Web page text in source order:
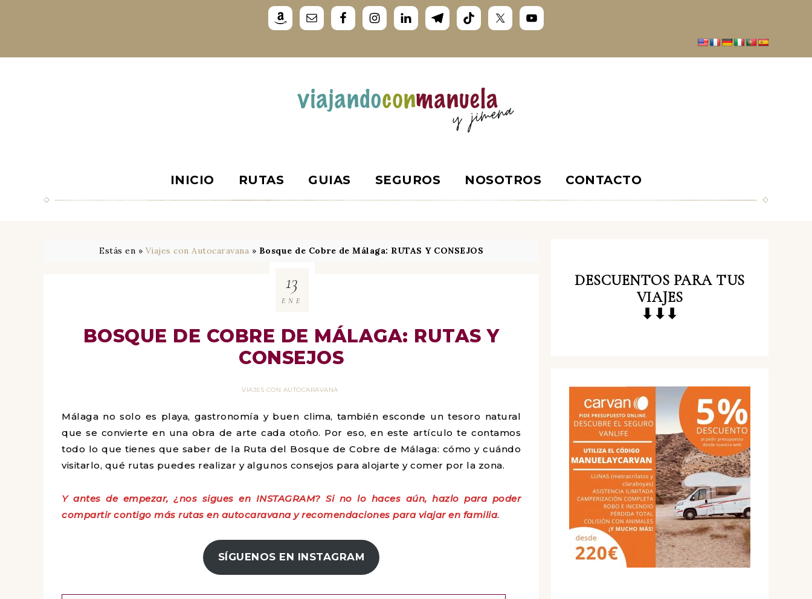
INICIO RUTAS GUIAS SEGUROS NOSOTROS CONTACTO
Estás en » Viajes con Autocaravana » Bosque de Cobre de Málaga: RUTAS Y CONSEJOS
BOSQUE DE COBRE DE MÁLAGA: RUTAS Y
CONSEJOS
VIAJES CON AUTOCARAVANA
13
ENE
Málaga no solo es playa, gastronomía y buen clima, también esconde un tesoro natural
que se convierte en una obra de arte cada otoño. Por eso, en este artículo te contamos
todo lo que tienes que saber de la Ruta del Bosque de Cobre de Málaga: cómo y cuándo
visitarlo, qué rutas puedes realizar y algunos consejos para alojarte y comer por la zona.
Y antes de empezar, ¿nos sigues en INSTAGRAM? Si no lo haces aún, hazlo para poder
compartir contigo más rutas en autocaravana y recomendaciones para viajar en familia.
SÍGUENOS EN INSTAGRAM
DESCUENTOS PARA TUS
VIAJES
⬇⬇⬇